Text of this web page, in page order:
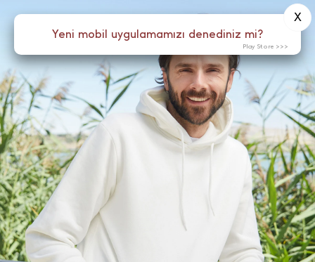
Menü
Yeni mobil uygulamamızı denediniz mi?
X
Play Store >>>